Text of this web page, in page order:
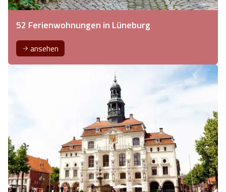
52 Ferienwohnungen in Lüneburg
ansehen